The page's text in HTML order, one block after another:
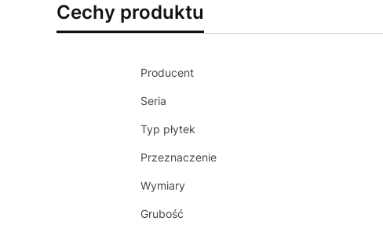
Cechy produktu
Producent
Seria
Typ płytek
Przeznaczenie
Wymiary
Grubość